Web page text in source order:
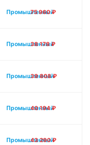
Промышленный
75 960₽
Промышленный
38 178₽
Промышленный
39 808₽
Промышленный
40 194₽
Промышленный
43 290₽